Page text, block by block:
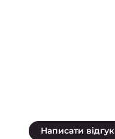
Написати відгук